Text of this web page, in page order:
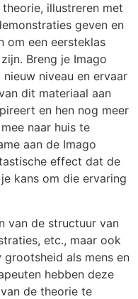
illustreren met
geven en
om een eersteklas
Breng je Imago
niveau en ervaar
dit materiaal aan
en hen nog meer
naar huis te
aan de Imago
effect dat de
kans om die ervaring
van de structuur van
etc., maar ook
als mens en
hebben deze
de theorie te